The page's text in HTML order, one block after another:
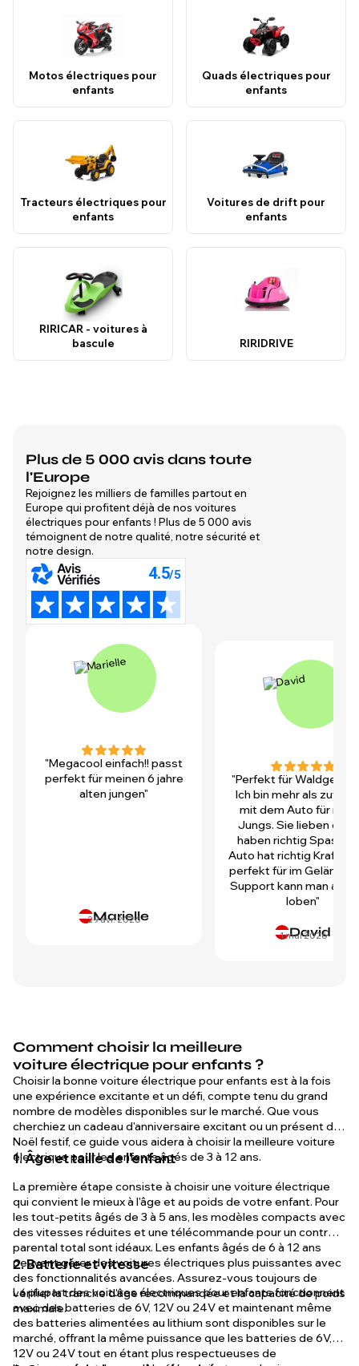
Motos électriques pour
enfants
Quads électriques pour
enfants
Tracteurs électriques pour
enfants
Voitures de drift pour
enfants
RIRICAR - voitures à
bascule
RIRIDRIVE
Plus de 5 000 avis dans toute
l'Europe
Rejoignez les milliers de familles partout en
Europe qui profitent déjà de nos voitures
électriques pour enfants ! Plus de 5 000 avis
témoignent de notre qualité, notre sécurité et
notre design.
"Megacool einfach!! passt
perfekt für meinen 6 jahre
alten jungen"
Marielle
29 avr. 2026
"Perfekt für
Ich bin mehr als
mit dem Auto für
Jungs. Sie lieben es
haben richtig Spass!
Auto hat richtig Kraft
perfekt für im Gelände.
Support kann man auch
loben"
David
1 mai 2026
Comment choisir la meilleure
voiture électrique pour enfants ?
Choisir la bonne voiture électrique pour enfants est à la fois
une expérience excitante et un défi, compte tenu du grand
nombre de modèles disponibles sur le marché. Que vous
cherchiez un cadeau d'anniversaire excitant ou un présent de
Noël festif, ce guide vous aidera à choisir la meilleure voiture
électrique pour les enfants âgés de 3 à 12 ans.
1. Âge et taille de l'enfant
La première étape consiste à choisir une voiture électrique
qui convient le mieux à l'âge et au poids de votre enfant. Pour
les tout-petits âgés de 3 à 5 ans, les modèles compacts avec
des vitesses réduites et une télécommande pour un contrôle
parental total sont idéaux. Les enfants âgés de 6 à 12 ans
peuvent gérer des voitures électriques plus puissantes avec
des fonctionnalités avancées. Assurez-vous toujours de
vérifier la tranche d'âge recommandée et la capacité de poids
maximale.
2. Batterie et vitesse
La plupart des voitures électriques pour enfants fonctionnent
avec des batteries de 6V, 12V ou 24V et maintenant même
des batteries alimentées au lithium sont disponibles sur le
marché, offrant la même puissance que les batteries de 6V,
12V ou 24V tout en étant plus respectueuses de